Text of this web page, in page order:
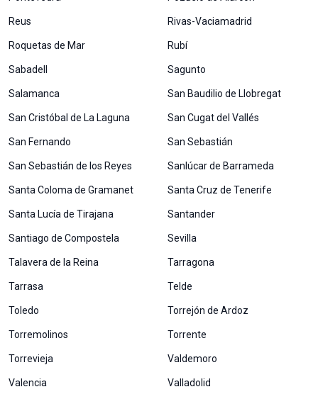
Reus Rivas-Vaciamadrid
Roquetas de Mar Rubí
Sabadell Sagunto
Salamanca San Baudilio de Llobregat
San Cristóbal de La Laguna San Cugat del Vallés
San Fernando San Sebastián
San Sebastián de los Reyes Sanlúcar de Barrameda
Santa Coloma de Gramanet Santa Cruz de Tenerife
Santa Lucía de Tirajana Santander
Santiago de Compostela Sevilla
Talavera de la Reina Tarragona
Tarrasa Telde
Toledo Torrejón de Ardoz
Torremolinos Torrente
Torrevieja Valdemoro
Valencia Valladolid